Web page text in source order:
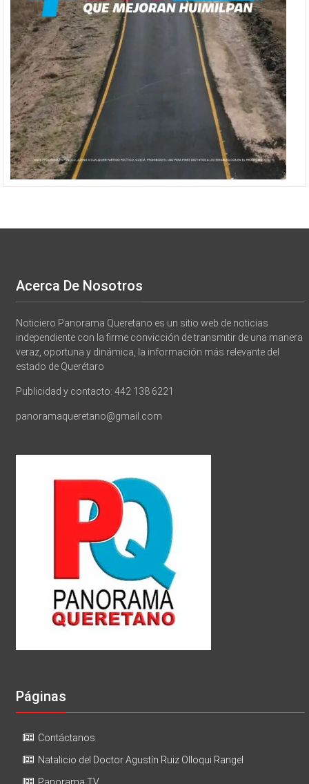
Acerca De Nosotros
Noticiero Panorama Queretano es un sitio web de noticias
independiente con la firme convicción de transmitir de una manera
veraz, oportuna y dinámica, la información más relevante del
estado de Querétaro
Publicidad y contacto: 442 138 6221
panoramaqueretano@gmail.com
Páginas
Contáctanos
Natalicio del Doctor Agustín Ruiz Olloqui Rangel